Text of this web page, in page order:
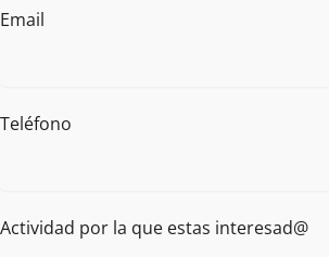
Email
Teléfono
Actividad por la que estas interesad@